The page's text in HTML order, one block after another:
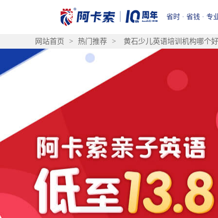
省时 · 省钱 · 专
网站首页 > 热门推荐 > 黄石少儿英语培训机构哪个好